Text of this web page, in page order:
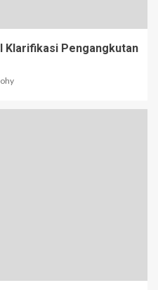
Klarifikasi Pengangkutan